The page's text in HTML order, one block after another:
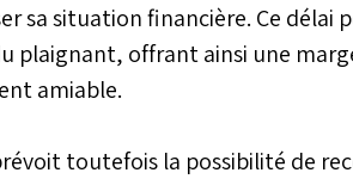
sa situation financière. Ce délai
plaignant, offrant ainsi une
amiable.
toutefois la possibilité de